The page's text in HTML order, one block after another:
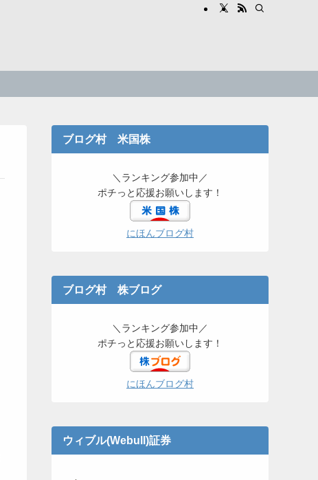
ブログ村 米国株
＼ランキング参加中／
ポチっと応援お願いします！
にほんブログ村
ブログ村 株ブログ
＼ランキング参加中／
ポチっと応援お願いします！
にほんブログ村
ウィブル(Webull)証券